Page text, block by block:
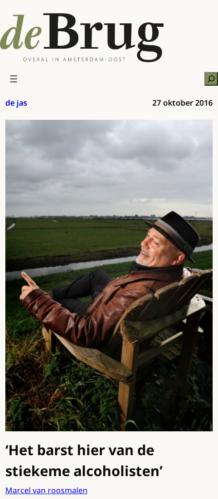
naar
de
inhoud
de jas 27 oktober 2016
‘Het barst hier van de
stiekeme alcoholisten’
Marcel van roosmalen